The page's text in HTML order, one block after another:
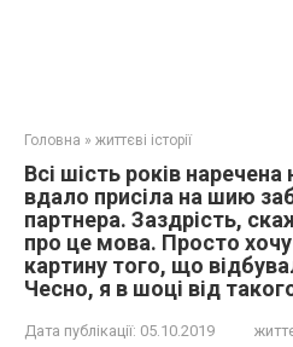
Головна » життєві історії
Всі шість років
вдало присіла на шию
партнера. Заздрість,
про це мова. Просто
картину того, що
Чесно, я в шoці від
Дата публікації: 05.10.2019